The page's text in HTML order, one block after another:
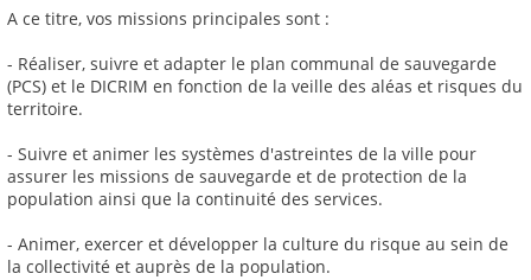
A ce titre, vos missions principales sont :
- Réaliser, suivre et adapter le plan communal de sauvegarde
(PCS) et le DICRIM en fonction de la veille des aléas et risques du
territoire.
- Suivre et animer les systèmes d'astreintes de la ville pour
assurer les missions de sauvegarde et de protection de la
population ainsi que la continuité des services.
- Animer, exercer et développer la culture du risque au sein de
la collectivité et auprès de la population.